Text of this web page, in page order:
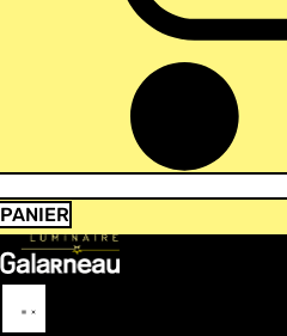
PANIER